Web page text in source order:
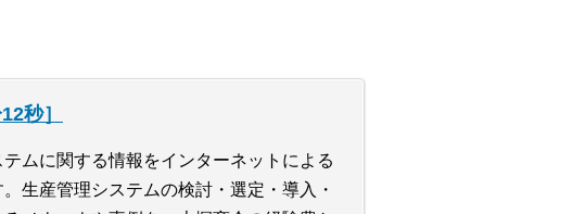
秒］
ムに関する情報をインターネットによる
生産管理システムの検討・選定・導入・